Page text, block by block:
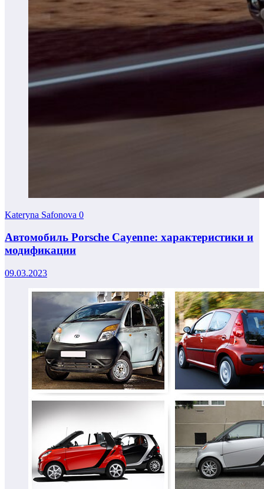
Kateryna Safonova 0
Автомобиль Porsche Cayenne: характеристики и
модификации
09.03.2023